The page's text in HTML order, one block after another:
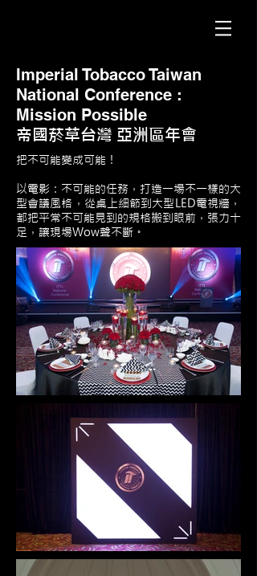
Imperial Tobacco Taiwan
National Conference :
Mission Possible
帝國菸草台灣 亞洲區年會
把不可能變成可能！
以電影：不可能的任務，打造一場不一樣的大
型會議風格，從桌上細節到大型LED電視牆，
都把平常不可能見到的規格搬到眼前，張力十
足，讓現場Wow聲不斷。